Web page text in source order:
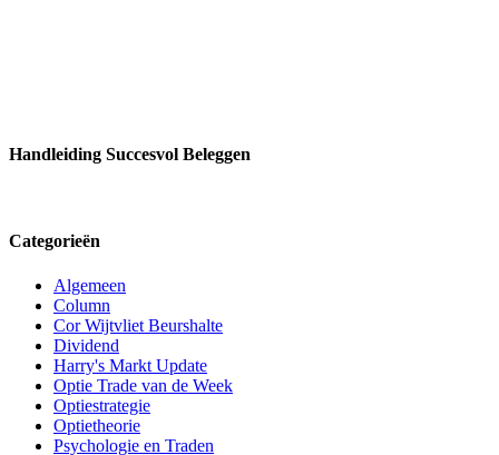
Handleiding Succesvol Beleggen
Categorieën
Algemeen
Column
Cor Wijtvliet Beurshalte
Dividend
Harry's Markt Update
Optie Trade van de Week
Optiestrategie
Optietheorie
Psychologie en Traden